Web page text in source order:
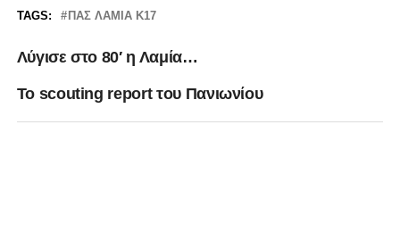
TAGS: ΠΑΣ ΛΑΜΙΑ Κ17
Λύγισε στο 80′ η Λαμία…
Το scouting report του Πανιωνίου